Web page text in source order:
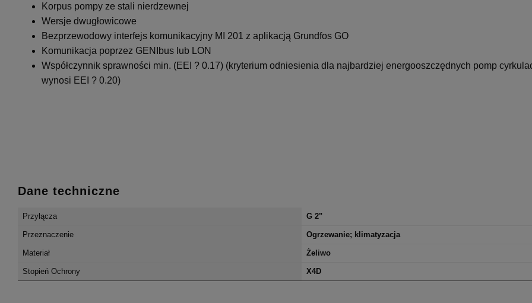
Korpus pompy ze stali nierdzewnej
Wersje dwugłowicowe
Bezprzewodowy interfejs komunikacyjny MI 201 z aplikacją Grundfos GO
Komunikacja poprzez GENIbus lub LON
Współczynnik sprawności min. (EEI ? 0.17) (kryterium odniesienia dla najbardziej energooszczędnych pomp
wynosi EEI ? 0.20)
Dane techniczne
Przyłącza G 2"
Przeznaczenie Ogrzewanie; klimatyzacja
Materiał Żeliwo
Stopień Ochrony X4D